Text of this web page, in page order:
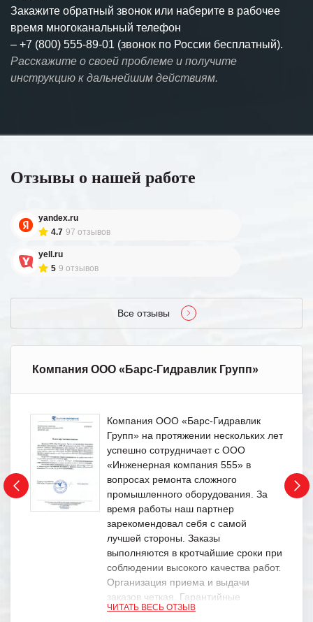
Закажите обратный звонок или наберите в рабочее
время многоканальный телефон
– +7 (800) 555-89-01 (звонок по России бесплатный).
Расскажите о своей проблеме и получите
инструкцию к дальнейшим действиям.
Отзывы о нашей работе
yandex.ru
4.7 97 отзывов
yell.ru
5 9 отзывов
Все отзывы
Компания ООО «Барс-Гидравлик Групп»
Компания ООО «Барс-Гидравлик
Групп» на протяжении нескольких лет
успешно сотрудничает с ООО
«Инженерная компания 555» в
вопросах ремонта сложного
промышленного оборудования. За
время работы наш партнер
зарекомендовал себя с самой
лучшей стороны. Заказы
выполняются в кротчайшие сроки при
соблюдении высокого качества работ.
Организация приема и выдачи
заказов четкая. Гарантийные
обязательства выполняются в
ЧИТАТЬ ВЕСЬ ОТЗЫВ